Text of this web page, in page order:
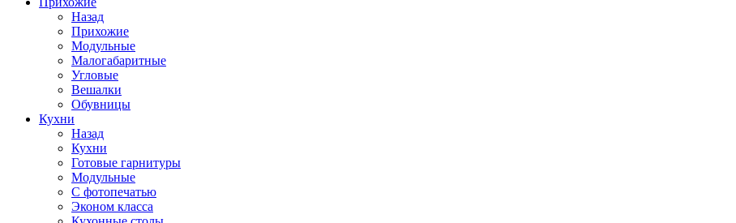
Назад
Прихожие
Модульные
Малогабаритные
Угловые
Вешалки
Обувницы
Кухни
Назад
Кухни
Готовые гарнитуры
Модульные
С фотопечатью
Эконом класса